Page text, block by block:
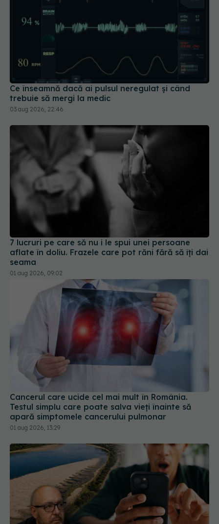
Ce înseamnă dacă ai pulsul neregulat și când
trebuie să mergi la medic
03 aug 2026, 22:46
7 lucruri pe care să nu i le spui unei persoane
aflate în doliu. Frazele care pot răni fără să îți dai
seama
01 aug 2026, 09:02
Cancerul care ucide cel mai mult în România.
Testul simplu care poate salva vieți înainte să
apară simptomele cancerului pulmonar
01 aug 2026, 13:29